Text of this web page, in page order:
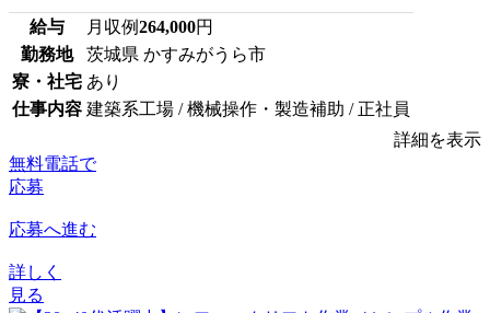
給与 月収例264,000円
勤務地
茨城県 かすみがうら市
寮・社宅 あり
仕事内容 建築系工場 / 機械操作・製造補助 / 正社員
詳細を表示
無料電話で
応募
応募へ進む
詳しく
見る